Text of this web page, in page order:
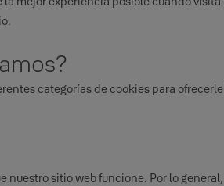
categorías de cookies para
nuestro sitio web funcione. Por lo